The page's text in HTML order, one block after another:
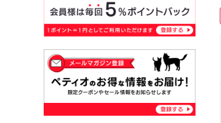
ペットシーツ
おもちゃ
首輪・ハーネス・リード
ベッド・ハウス・マット
食器・給水器
替え・交換パーツ
国産フード&おやつ特集
じゃらして遊ぶ
返品・交換について